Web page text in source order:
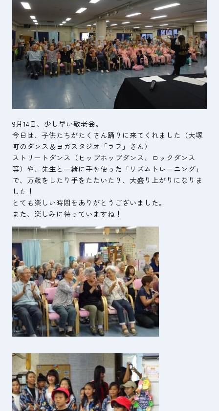
グループホーム ブルーベリー
ケアプランセンター
ヘルパーステーション
冠・大塚地域包括支援センター
9月14日、少し早い敬老会。
今日は、子供たちがたくさん踊りに来てくれました（大塚
町のダンス＆ヨガスタジオ「ラフ」さん）
ストリートダンス（ヒップホップダンス、ロックダンス
等）や、先生と一緒に手を使った「リズムトレーニング」
で、万歳をしたり手をたたいたり、大盛り上がりになりま
した！
とても楽しい時間をありがとうございました。
また、楽しみに待っていますね！